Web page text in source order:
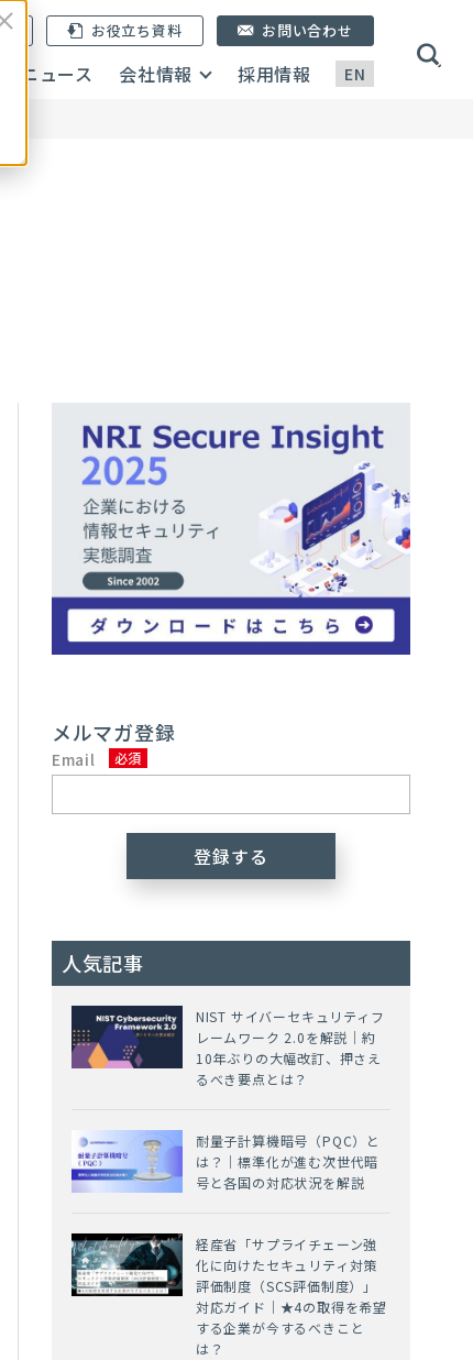
EN
お役立ち資料
ニュース 会社情報 採用情報
お問い合わせ
メルマガ登録
Email
人気記事
NIST サイバーセキュリティフ
レームワーク 2.0を解説｜約
10年ぶりの大幅改訂、押さえ
るべき要点とは？
耐量子計算機暗号（PQC）と
は？｜標準化が進む次世代暗
号と各国の対応状況を解説
経産省「サプライチェーン強
化に向けたセキュリティ対策
評価制度（SCS評価制度）」
対応ガイド｜★4の取得を希望
する企業が今するべきこと
は？